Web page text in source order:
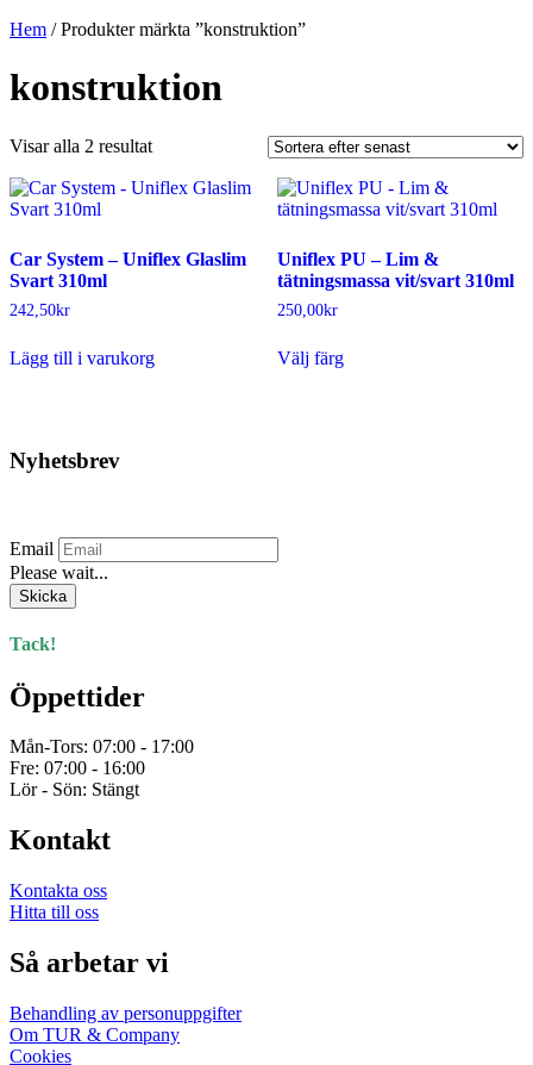
Hem / Produkter märkta ”konstruktion”
konstruktion
Visar alla 2 resultatSortera
senaste
Car System – Uniflex Glaslim
Svart 310ml
242,50kr
Lägg till i varukorg
Uniflex PU – Lim &
tätningsmassa vit/svart 310ml
250,00kr
Välj färghär
Nyhetsbrev
Email
Please wait...
Skicka
Tack!
Öppettider
Mån-Tors: 07:00 - 17:00
Fre: 07:00 - 16:00
Lör - Sön: Stängt
Kontakt
Kontakta oss
Hitta till oss
Så arbetar vi
Behandling av personuppgifter
Om TUR & Company
Cookies